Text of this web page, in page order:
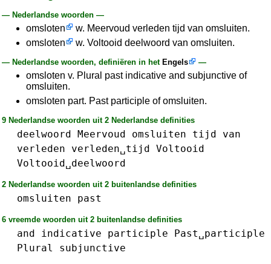
— Nederlandse woorden —
omsloten
w. Meervoud verleden tijd van omsluiten.
omsloten
w. Voltooid deelwoord van omsluiten.
— Nederlandse woorden, definiëren in het Engels —
omsloten v. Plural past indicative and subjunctive of
omsluiten.
omsloten part. Past participle of omsluiten.
9 Nederlandse woorden uit 2 Nederlandse definities
deelwoord Meervoud omsluiten tijd
van
verleden
verleden␣tijd Voltooid
Voltooid␣deelwoord
2 Nederlandse woorden uit 2 buitenlandse definities
omsluiten past
6 vreemde woorden uit 2 buitenlandse definities
and indicative participle
Past␣participle
Plural
subjunctive